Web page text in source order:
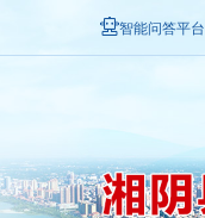
智能问答平台